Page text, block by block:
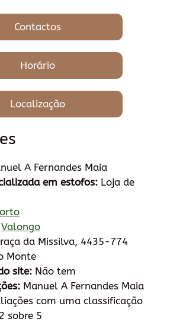
Contactos
Horário
Localização
A Fernandes Maia
em estofos: Loja de
Valongo
da Missilva, 4435-774
Monte
site: Não tem
Manuel A Fernandes Maia
com uma classificação
sobre 5